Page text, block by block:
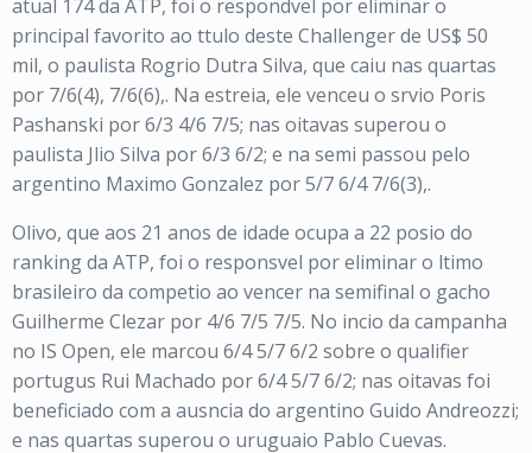
atual 174 da ATP, foi o respondvel por eliminar o
principal favorito ao ttulo deste Challenger de US$ 50
mil, o paulista Rogrio Dutra Silva, que caiu nas quartas
por 7/6(4), 7/6(6),. Na estreia, ele venceu o srvio Poris
Pashanski por 6/3 4/6 7/5; nas oitavas superou o
paulista Jlio Silva por 6/3 6/2; e na semi passou pelo
argentino Maximo Gonzalez por 5/7 6/4 7/6(3),.
Olivo, que aos 21 anos de idade ocupa a 22 posio do
ranking da ATP, foi o responsvel por eliminar o ltimo
brasileiro da competio ao vencer na semifinal o gacho
Guilherme Clezar por 4/6 7/5 7/5. No incio da campanha
no IS Open, ele marcou 6/4 5/7 6/2 sobre o qualifier
portugus Rui Machado por 6/4 5/7 6/2; nas oitavas foi
beneficiado com a ausncia do argentino Guido Andreozzi;
e nas quartas superou o uruguaio Pablo Cuevas.